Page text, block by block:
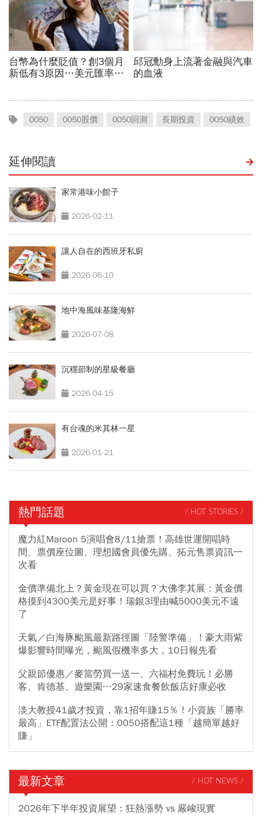
0050 0050股價 0050回測 長期投資 0050績效
延伸閱讀
家常港味小館子
2026-02-11
讓人自在的西班牙私廚
2026-06-10
地中海風味基隆海鮮
2026-07-08
沉穩節制的星級餐廳
2026-04-15
有台魂的米其林一星
2026-01-21
熱門話題 / HOT STORIES /
魔力紅Maroon 5演唱會8/11搶票！高雄世運開唱時
間、票價座位圖、理想國會員優先購、拓元售票資訊一
次看
金價準備北上？黃金現在可以買？大佛李其展：黃金價
格摸到4300美元是好事！瑞銀3理由喊5000美元不遠
了
天氣／白海豚颱風最新路徑圖「陸警準備」！豪大雨紫
爆影響時間曝光，颱風假機率多大，10日報先看
父親節優惠／麥當勞買一送一、六福村免費玩！必勝
客、肯德基、遊樂園…29家速食餐飲飯店好康必收
淡大教授41歲才投資，靠1招年賺15％！小資族「勝率
最高」ETF配置法公開：0050搭配這1種「越簡單越好
賺」
最新文章 / HOT NEWS /
2026年下半年投資展望：狂熱漲勢 vs 嚴峻現實